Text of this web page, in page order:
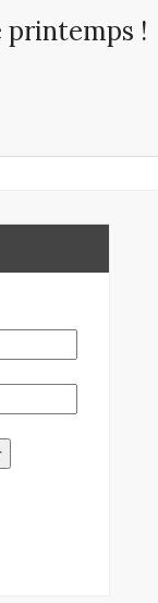
printemps !